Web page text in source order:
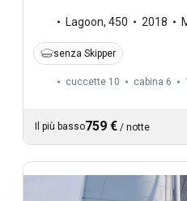
Lagoon, 450 2018
senza Skipper
cuccette 10 cabina 6
Il più basso759 € / notte